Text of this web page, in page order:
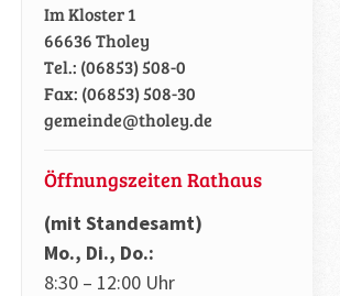
Im Kloster 1
66636 Tholey
Tel.: (06853) 508-0
Fax: (06853) 508-30
gemeinde@tholey.de
Öffnungszeiten Rathaus
(mit Standesamt)
Mo., Di., Do.:
8:30 – 12:00 Uhr